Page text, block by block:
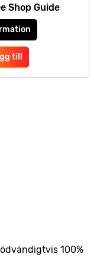
Shop Guide
till
100%